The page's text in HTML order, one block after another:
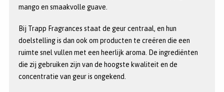
mango en smaakvolle guave.
Bij Trapp Fragrances staat de geur centraal, en hun
doelstelling is dan ook om producten te creëren die een
ruimte snel vullen met een heerlijk aroma. De ingrediënten
die zij gebruiken zijn van de hoogste kwaliteit en de
concentratie van geur is ongekend.